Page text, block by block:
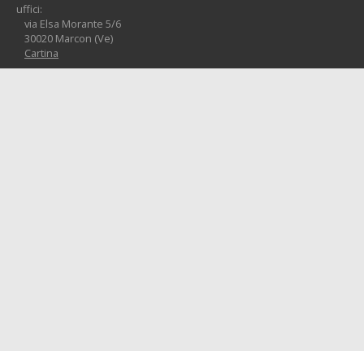
uffici:
via Elsa Morante 5/6
30020 Marcon (Ve)
Cartina